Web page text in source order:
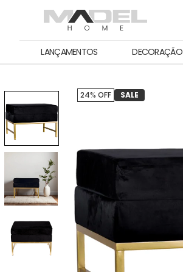
LANÇAMENTOS DECORAÇÃO
24% OFF SALE